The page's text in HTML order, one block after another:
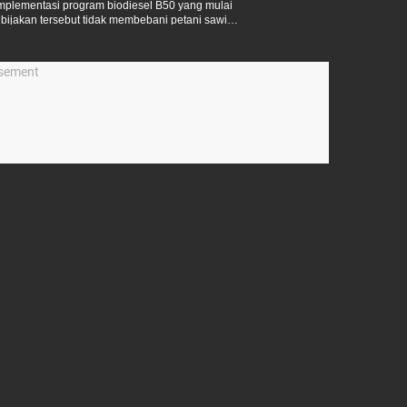
program biodiesel B50 yang mulai
tersebut tidak membebani petani sawit